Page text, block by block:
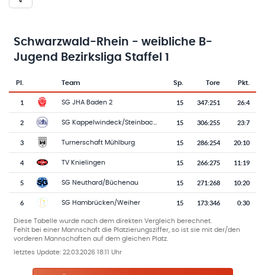
Schwarzwald-Rhein - weibliche B-
Jugend Bezirksliga Staffel 1
Tabelle mit Vereinsplatzierungen, Spielen, Toren und Punkten
Pl.
Team-Logo
Team Sp. Tore Pkt.
1 SG JHA Baden 2 15 347:251 26:4
2 15 306:255 23:7
3 Turnerschaft Mühlburg 15 286:254 20:10
4 TV Knielingen 15 266:275 11:19
5 SG Neuthard/Büchenau 15 271:268 10:20
6 SG Hambrücken/Weiher 15 173:346 0:30
Diese Tabelle wurde nach dem direkten Vergleich berechnet.
Fehlt bei einer Mannschaft die Platzierungsziffer, so ist sie mit der/den
vorderen Mannschaften auf dem gleichen Platz.
letztes Update: 22.03.2026 18:11 Uhr